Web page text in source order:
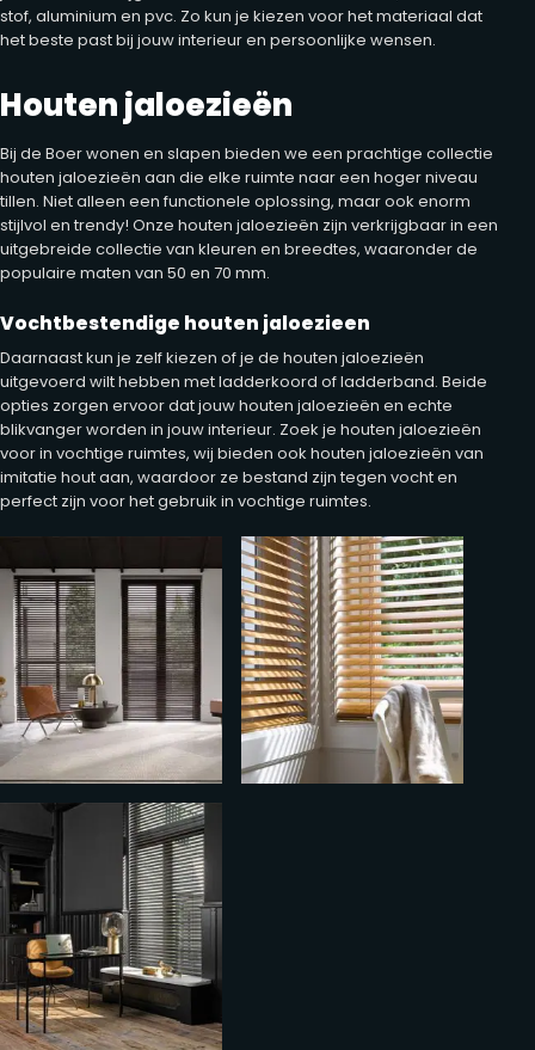
stof, aluminium en pvc. Zo kun je kiezen voor het materiaal dat
het beste past bij jouw interieur en persoonlijke wensen.
Houten jaloezieën
Bij de Boer wonen en slapen bieden we een prachtige collectie
houten jaloezieën aan die elke ruimte naar een hoger niveau
tillen. Niet alleen een functionele oplossing, maar ook enorm
stijlvol en trendy! Onze houten jaloezieën zijn verkrijgbaar in een
uitgebreide collectie van kleuren en breedtes, waaronder de
populaire maten van 50 en 70 mm.
Vochtbestendige houten jaloezieen
Daarnaast kun je zelf kiezen of je de houten jaloezieën
uitgevoerd wilt hebben met ladderkoord of ladderband. Beide
opties zorgen ervoor dat jouw houten jaloezieën en echte
blikvanger worden in jouw interieur. Zoek je houten jaloezieën
voor in vochtige ruimtes, wij bieden ook houten jaloezieën van
imitatie hout aan, waardoor ze bestand zijn tegen vocht en
perfect zijn voor het gebruik in vochtige ruimtes.